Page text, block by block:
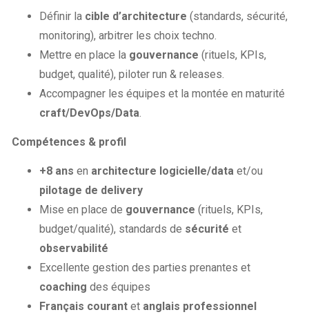
Définir la cible d’architecture (standards, sécurité,
monitoring), arbitrer les choix techno.
Mettre en place la gouvernance (rituels, KPIs,
budget, qualité), piloter run & releases.
Accompagner les équipes et la montée en maturité
craft/DevOps/Data.
Compétences & profil
+8 ans en architecture logicielle/dataet/ou
pilotage de delivery
Mise en place de gouvernance (rituels, KPIs,
budget/qualité), standards de sécurité et
observabilité
Excellente gestion des parties prenantes et
coaching des équipes
Français courantet anglais professionnel